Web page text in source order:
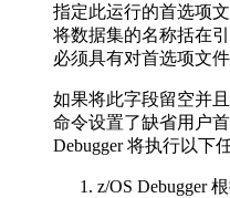
指定此运行的首选项
将数据集的名称括在
必须具有对首选项文件
如果将此字段留空并
命令设置了缺省用户
Debugger将执行以下
z/OS Debugger根